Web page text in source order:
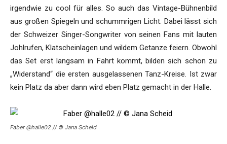
irgendwie zu cool für alles. So auch das Vintage-Bühnenbild
aus großen Spiegeln und schummrigen Licht. Dabei lässt sich
der Schweizer Singer-Songwriter von seinen Fans mit lauten
Johlrufen, Klatscheinlagen und wildem Getanze feiern. Obwohl
das Set erst langsam in Fahrt kommt, bilden sich schon zu
„Widerstand“ die ersten ausgelassenen Tanz-Kreise. Ist zwar
kein Platz da aber dann wird eben Platz gemacht in der Halle.
Faber @halle02 // © Jana Scheid